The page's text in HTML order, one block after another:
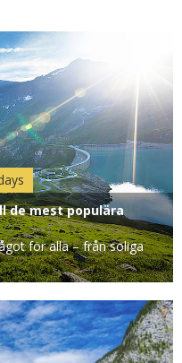
de mest populära
för alla – från soliga